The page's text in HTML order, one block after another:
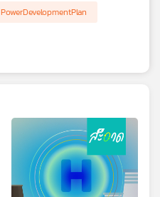
PowerDevelopmentPlan